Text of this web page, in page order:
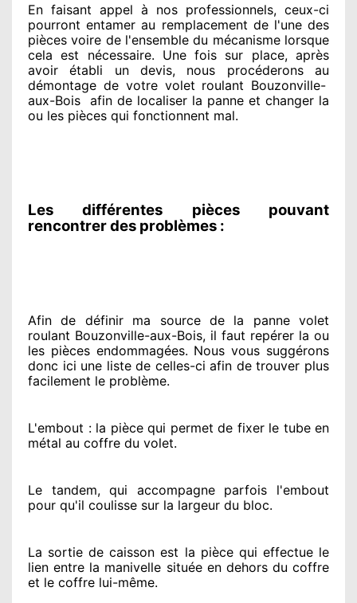
En faisant appel à nos professionnels, ceux-ci
pourront entamer au remplacement de l'une des
pièces voire de l'ensemble du mécanisme lorsque
cela est nécessaire. Une fois sur place, après
avoir établi un devis, nous procéderons au
démontage de votre volet roulant Bouzonville-
aux-Bois afin de localiser la panne et changer la
ou les pièces qui fonctionnent mal.
Les différentes pièces pouvant
rencontrer des problèmes :
Afin de définir ma sourcede la panne volet
roulant Bouzonville-aux-Bois, il faut repérer la ou
les pièces endommagées. Nous vous suggérons
donc ici une liste de celles-ci afin de trouver plus
facilement le problème.
L'embout : la pièce qui permet de fixer le tube en
métal au coffre du volet.
Le tandem, qui accompagne parfois l'embout
pour qu'il coulisse sur la largeur du bloc.
La sortie de caisson est la pièce qui effectuele
lien entre la manivelle situéeen dehorsdu coffre
et le coffre lui-même.